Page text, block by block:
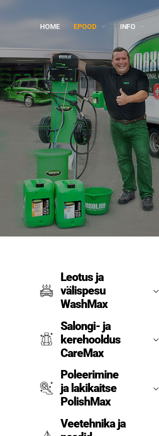
HOME EPOOD INFO
Leotus ja
välispesu
WashMax
Salongi- ja
kerehooldus
CareMax
Poleerimine
ja lakikaitse
PolishMax
Veetehnika ja